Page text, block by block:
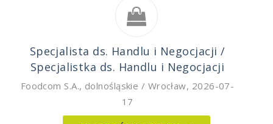
Specjalista ds. Handlu i Negocjacji /
Specjalistka ds. Handlu i Negocjacji
Foodcom S.A., dolnośląskie / Wrocław, 2026-07-
17